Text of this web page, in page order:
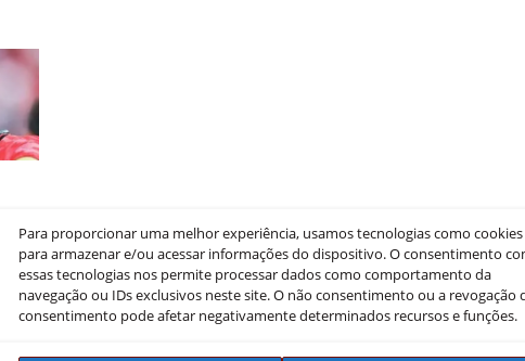
Para proporcionar uma melhor experiência, usamos tecnologias como cookies
para armazenar e/ou acessar informações do dispositivo. O consentimento
essas tecnologias nos permite processar dados como comportamento da
navegação ou IDs exclusivos neste site. O não consentimento ou a revogação
consentimento pode afetar negativamente determinados recursos e funções.